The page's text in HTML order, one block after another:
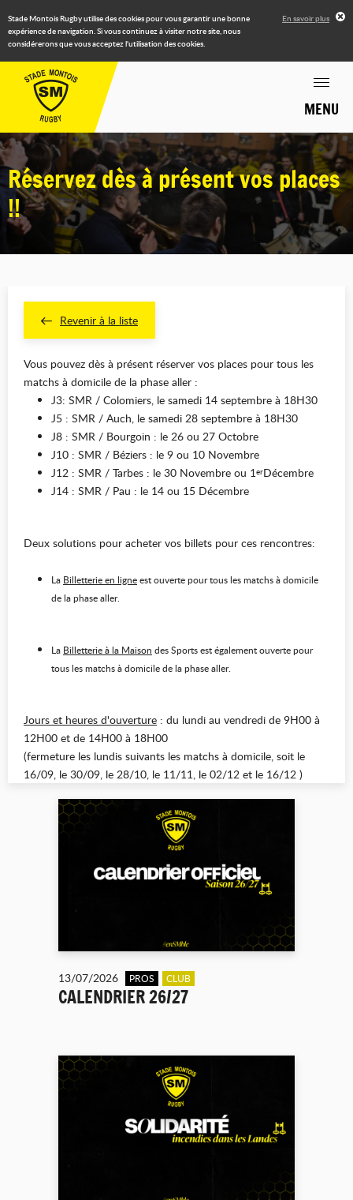
Stade Montois Rugby utilise des cookies pour vous garantir une bonne
expérience de navigation. Si vous continuez à visiter notre site, nous
considérerons que vous acceptez l'utilisation des cookies.
En savoir plus
MENU
Réservez dès à présent vos places
!!
Revenir à la liste
Vous pouvez dès à présent réserver vos places pour tous les
matchs à domicile de la phase aller :
J3: SMR / Colomiers, le samedi 14 septembre à 18H30
J5 : SMR / Auch, le samedi 28 septembre à 18H30
J8 : SMR / Bourgoin : le 26 ou 27 Octobre
J10 : SMR / Béziers : le 9 ou 10 Novembre
J12 : SMR / Tarbes : le 30 Novembre ou 1erDécembre
J14 : SMR / Pau : le 14 ou 15 Décembre
Deux solutions pour acheter vos billets pour ces rencontres:
La Billetterie en ligneest ouverte pour tous les matchs à domicile
de la phase aller.
La Billetterie à la Maison des Sports est également ouverte pour
tous les matchs à domicile de la phase aller.
Jours et heures d'ouverture : du lundi au vendredi de 9H00 à
12H00 et de 14H00 à 18H00
(fermeture les lundis suivants les matchs à domicile, soit le
16/09, le 30/09, le 28/10, le 11/11, le 02/12 et le 16/12 )
13/07/2026 PROS CLUB
CALENDRIER 26/27